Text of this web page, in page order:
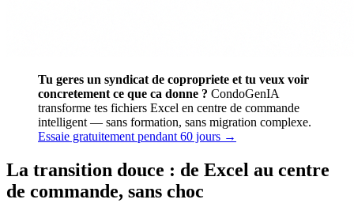
Tu geres un syndicat de copropriete et tu veux voir
concretement ce que ca donne ? CondoGenIA
transforme tes fichiers Excel en centre de commande
intelligent — sans formation, sans migration complexe.
Essaie gratuitement pendant 60 jours →
La transition douce : de Excel au centre
de commande, sans choc